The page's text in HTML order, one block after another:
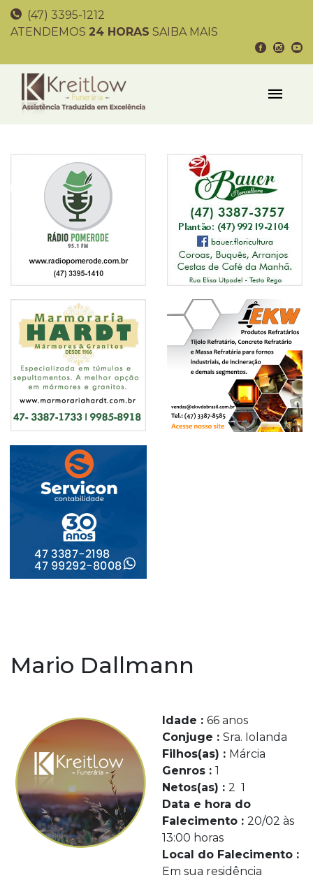
(47) 3395-1212
ATENDEMOS 24 HORAS SAIBA MAIS
Mario Dallmann
Idade : 66 anos
Conjuge : Sra. Iolanda
Filhos(as) : Márcia
Genros : 1
Netos(as) : 2 1
Data e hora do
Falecimento : 20/02 às
13:00 horas
Local do Falecimento :
Em sua residência